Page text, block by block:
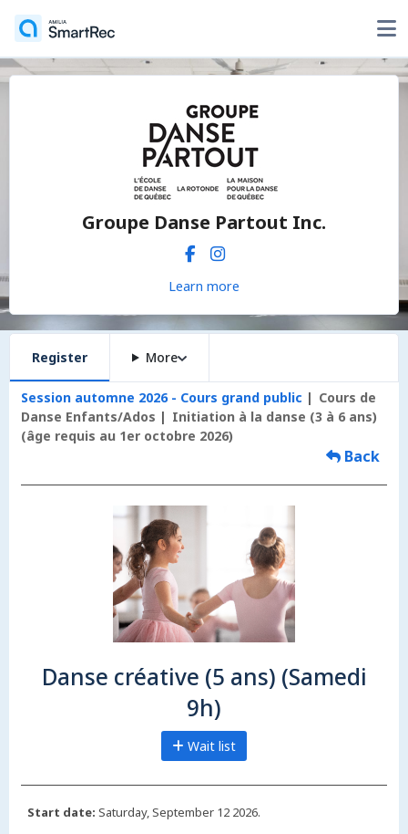
Groupe Danse Partout Inc.
Learn more
Register More
Session automne 2026 - Cours grand public
Cours de
Danse Enfants/Ados
Initiation à la danse (3 à 6 ans)
(âge requis au 1er octobre 2026)
Back
Danse créative (5 ans) (Samedi
9h)
Wait list
Start date: Saturday, September 12 2026.